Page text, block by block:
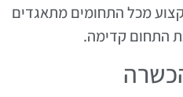
מכל התחומים מתאגדים
התחום קדימה.